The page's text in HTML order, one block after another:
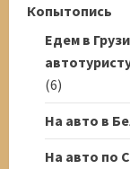
Копытопись
Едем в
(6)
На авто в
На авто по